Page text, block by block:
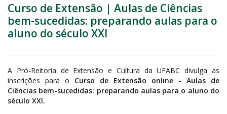
Curso de Extensão | Aulas de Ciências
bem-sucedidas: preparando aulas para o
aluno do século XXI
A Pró-Reitoria de Extensão e Cultura da UFABC divulga as
inscrições para o Curso de Extensão online - Aulas de
Ciências bem-sucedidas: preparando aulas para o aluno do
século XXI.